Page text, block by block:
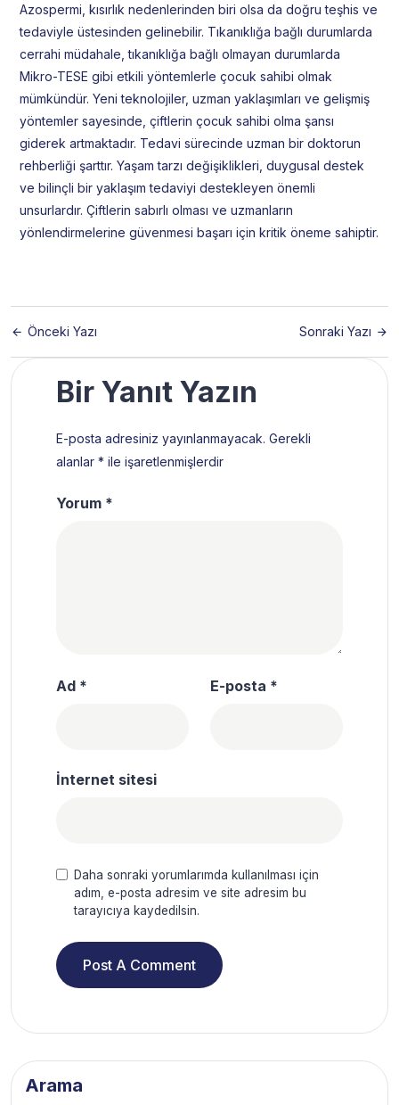
Azospermi, kısırlık nedenlerinden biri olsa da doğru teşhis ve
tedaviyle üstesinden gelinebilir. Tıkanıklığa bağlı durumlarda
cerrahi müdahale, tıkanıklığa bağlı olmayan durumlarda
Mikro-TESE gibi etkili yöntemlerle çocuk sahibi olmak
mümkündür. Yeni teknolojiler, uzman yaklaşımları ve gelişmiş
yöntemler sayesinde, çiftlerin çocuk sahibi olma şansı
giderek artmaktadır. Tedavi sürecinde uzman bir doktorun
rehberliği şarttır. Yaşam tarzı değişiklikleri, duygusal destek
ve bilinçli bir yaklaşım tedaviyi destekleyen önemli
unsurlardır. Çiftlerin sabırlı olması ve uzmanların
yönlendirmelerine güvenmesi başarı için kritik öneme sahiptir.
Önceki Yazı Sonraki Yazı
Bir Yanıt Yazın
E-posta adresiniz yayınlanmayacak. Gerekli
alanlar * ile işaretlenmişlerdir
Yorum *
Ad * E-posta *
İnternet sitesi
Daha sonraki yorumlarımda kullanılması için
adım, e-posta adresim ve site adresim bu
tarayıcıya kaydedilsin.
Arama